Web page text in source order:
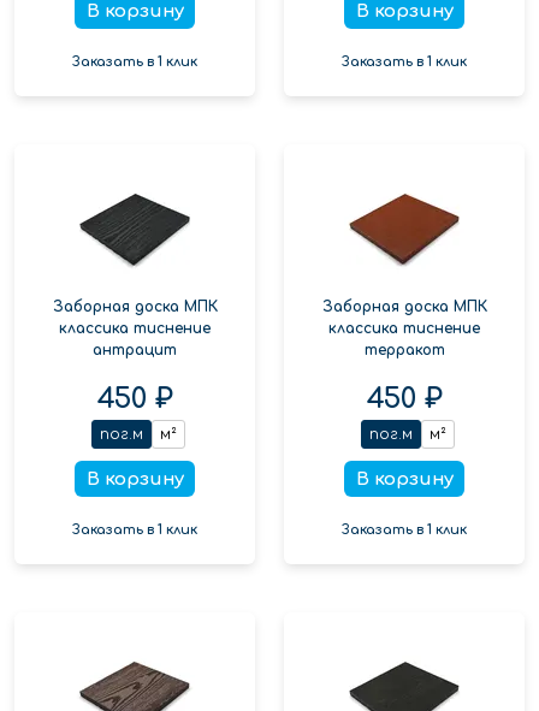
В корзину
Заказать в 1 клик
В корзину
Заказать в 1 клик
Заборная доска МПК
классика тиснение
антрацит
450 ₽
пог.м м²
В корзину
Заказать в 1 клик
Заборная доска МПК
классика тиснение
терракот
450 ₽
пог.м м²
В корзину
Заказать в 1 клик